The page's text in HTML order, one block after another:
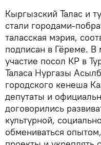
Кыргызский Талас и
стали городами-
таласская мэрия,
подписан в Гёреме. В
участие посол КР в
Таласа Нургазы
городского кенеша
депутаты и
договорились
культурной,
обмениваться